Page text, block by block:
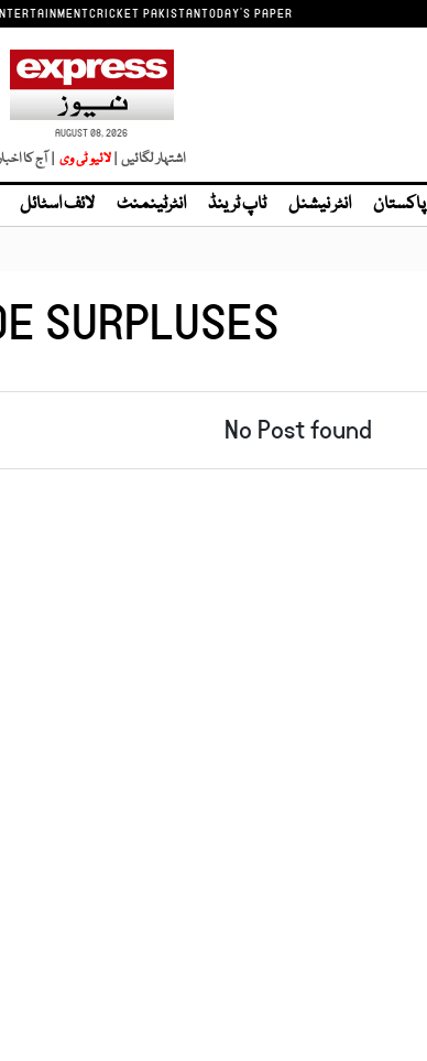
CRICKET PAKISTANTODAY'S PAPER
AUGUST 08, 2026
اشتہار لگائیں | | آج کا
پاکستان انٹر نیشنل ٹاپ ٹرینڈ انٹرٹینمنٹ لائف اسٹائل
SURPLUSES
No Post found